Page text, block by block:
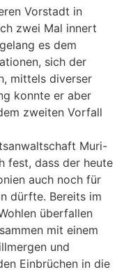
Vorstadt in
zwei Mal innert
es dem
sich der
mittels diverser
konnte er aber
zweiten Vorfall
Muri-
fest, dass der heute
auch noch für
dürfte. Bereits im
überfallen
mit einem
und
Einbrüchen in die